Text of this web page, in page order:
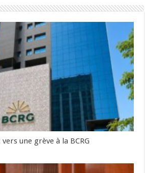
vers une grève à la BCRG